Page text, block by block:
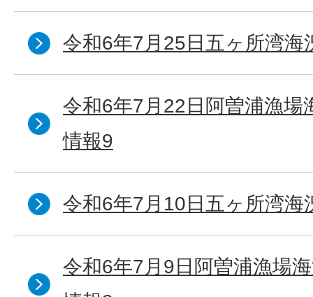
令和6年7月25日五ヶ所湾海
令和6年7月22日阿曽浦漁場
情報9
令和6年7月10日五ヶ所湾海
令和6年7月9日阿曽浦漁場